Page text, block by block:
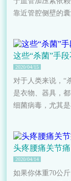
靠近管腔侧壁的
这些“杀菌”手
2020/04/15
对于人类来说，“
是衣物、器具，
细菌病毒，尤其
头疼腰痛关节
2020/04/14
如果你体重70公